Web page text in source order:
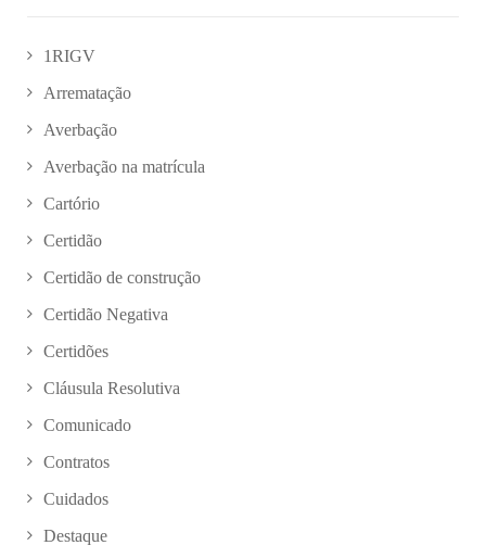
1RIGV
Arrematação
Averbação
Averbação na matrícula
Cartório
Certidão
Certidão de construção
Certidão Negativa
Certidões
Cláusula Resolutiva
Comunicado
Contratos
Cuidados
Destaque